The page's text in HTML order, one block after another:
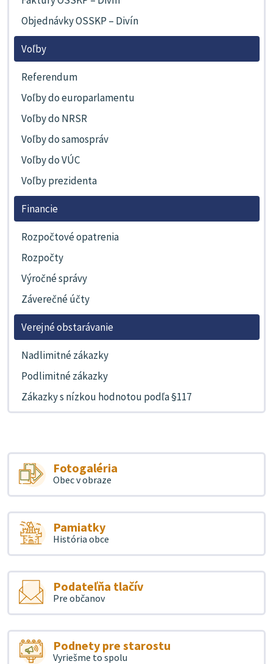
Objednávky OSSKP – Divín
Voľby
Referendum
Voľby do europarlamentu
Voľby do NRSR
Voľby do samospráv
Voľby do VÚC
Voľby prezidenta
Financie
Rozpočtové opatrenia
Rozpočty
Výročné správy
Záverečné účty
Verejné obstarávanie
Nadlimitné zákazky
Podlimitné zákazky
Zákazky s nízkou hodnotou podľa §117
Fotogaléria
Obec v obraze
Pamiatky
História obce
Podateľňa tlačív
Pre občanov
Podnety pre starostu
Vyriešme to spolu